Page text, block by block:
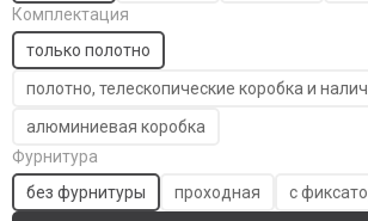
Комплектация
только полотно
полотно, телескопические коробка и
алюминиевая коробка
Фурнитура
без фурнитуры
проходная с